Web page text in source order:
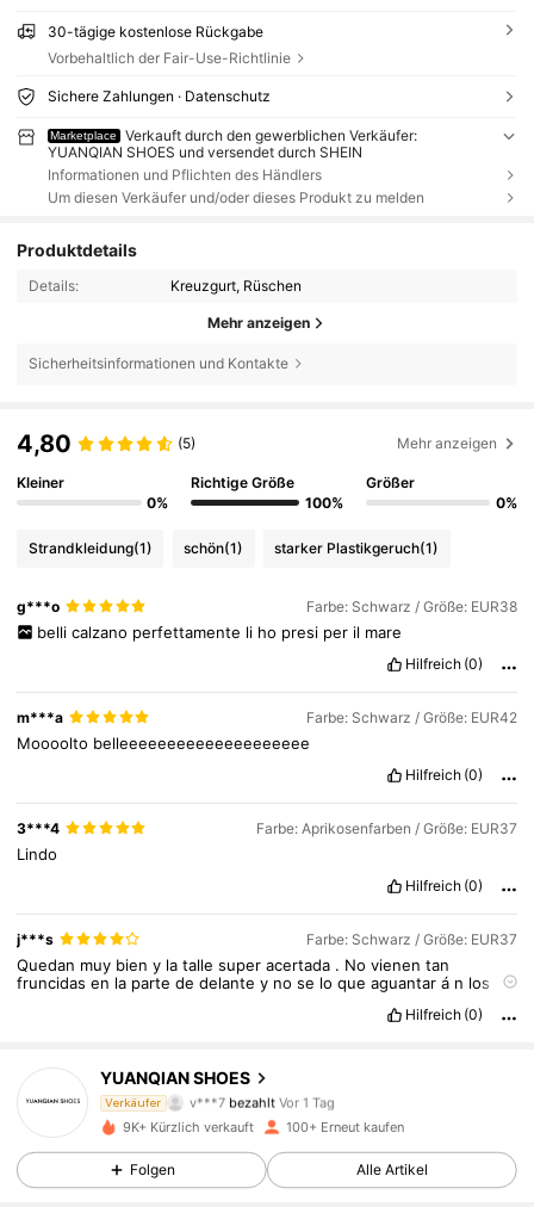
30-tägige kostenlose Rückgabe
Vorbehaltlich der Fair-Use-Richtlinie
Sichere Zahlungen · Datenschutz
Marketplace
Verkauft durch den gewerblichen Verkäufer:
YUANQIAN SHOES und versendet durch SHEIN
Informationen und Pflichten des Händlers
Um diesen Verkäufer und/oder dieses Produkt zu melden
Produktdetails
Details: Kreuzgurt, Rüschen
Mehr anzeigen
Sicherheitsinformationen und Kontakte
4,80 (5) Mehr anzeigen
Kleiner
0%
Richtige Größe
100%
Größer
0%
Strandkleidung(1) schön(1) starker Plastikgeruch(1)
g***o Farbe: Schwarz / Größe: EUR38
belli calzano perfettamente li ho presi per il mare
Hilfreich (0)
m***a Farbe: Schwarz / Größe: EUR42
Moooolto belleeeeeeeeeeeeeeeeeeee
Hilfreich (0)
3***4 Farbe: Aprikosenfarben / Größe: EUR37
Lindo
Hilfreich (0)
j***s Farbe: Schwarz / Größe: EUR37
Quedan muy bieny latallesuperacertada . Novienentan
fruncidasen la partededelantey nose loqueaguantará n los
Hilfreich (0)
YUANQIAN SHOES
Verkäufer
4,76
95 Follower
v***7 bezahlt Vor 1 Tag
Vor 1 Tag
4,76 95 Follower
9K+ Kürzlich verkauft 100+ Erneut kaufen
Folgen Alle Artikel